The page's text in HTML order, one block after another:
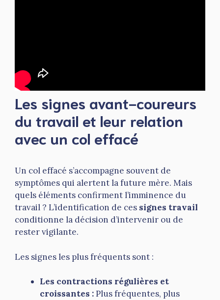
Les signes avant-coureurs
du travail et leur relation
avec un col effacé
Un col effacé s’accompagne souvent de
symptômes qui alertent la future mère. Mais
quels éléments confirment l’imminence du
travail ? L’identification de ces signes travail
conditionne la décision d’intervenir ou de
rester vigilante.
Les signes les plus fréquents sont :
Les contractions régulières et
croissantes :Plus fréquentes, plus